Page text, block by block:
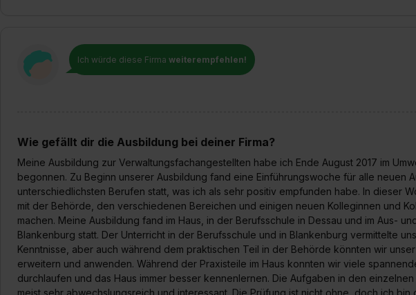
Ich würde diese Firma weiterempfehlen!
Wie gefällt dir die Ausbildung bei deiner Firma?
Meine Ausbildung zur Verwaltungsfachangestellten habe ich Ende August 2017 im
begonnen. Zu Beginn unserer Ausbildung fand eine Einführungswoche für alle neuen
unterschiedlichsten Berufen statt, was ich als sehr positiv empfunden habe. In dieser
mit der Behörde, den verschiedenen Bereichen und einigen neuen Kolleginnen und
machen. Meine Ausbildung fand im Haus, in der Berufsschule in Dessau und im Aus-
Blankenburg statt. Der Unterricht in der Berufsschule und in Blankenburg vermittelte
Kenntnisse, aber auch während dem praktischen Teil in der Behörde könnten wir
erweitern und anwenden. Während der Praxisteile im Haus konnten wir viele
durchlaufen und das Haus immer besser kennenlernen. Die Aufgaben in den
meist sehr abwechslungsreich und interessant. Die Prüfung ist nicht ohne, doch ich bin